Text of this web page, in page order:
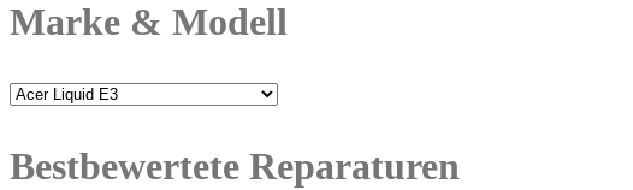
Marke & Modell
Bestbewertete Reparaturen